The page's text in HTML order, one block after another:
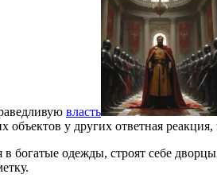
власть
объектов у других ответная
богатые одежды, строят себе